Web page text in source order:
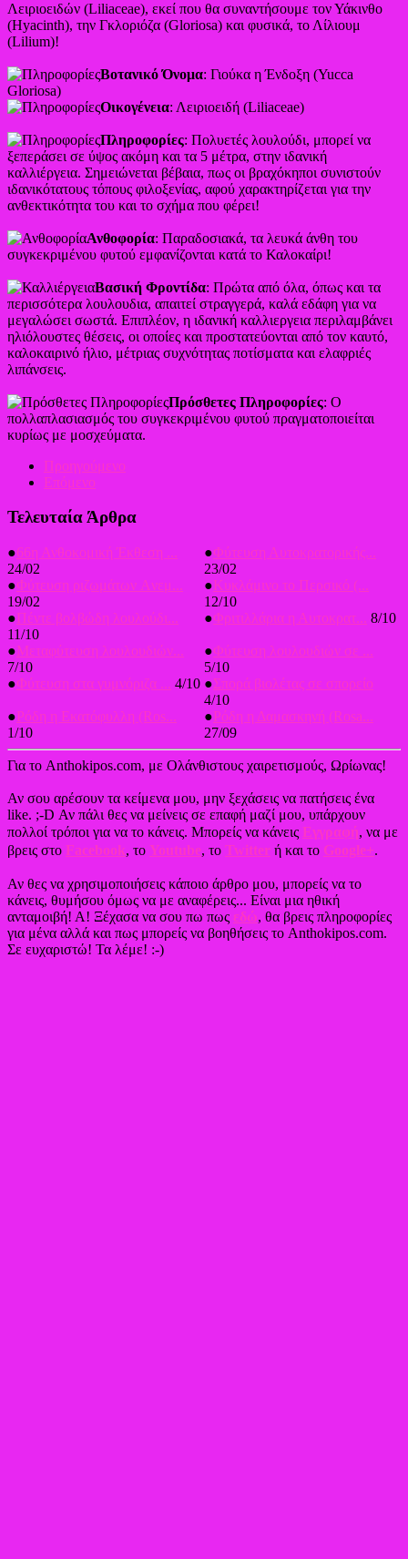
Λειριοειδών (Liliaceae), εκεί που θα συναντήσουμε τον Υάκινθο
(Hyacinth), την Γκλοριόζα (Gloriosa) και φυσικά, το Λίλιουμ
(Lilium)!
Βοτανικό Όνομα: Γιούκα η Ένδοξη (Yucca
Gloriosa)
Οικογένεια: Λειριοειδή (Liliaceae)
Πληροφορίες: Πολυετές λουλούδι, μπορεί να
ξεπεράσει σε ύψος ακόμη και τα 5 μέτρα, στην ιδανική
καλλιέργεια. Σημειώνεται βέβαια, πως οι βραχόκηποι συνιστούν
ιδανικότατους τόπους φιλοξενίας, αφού χαρακτηρίζεται για την
ανθεκτικότητα του και το σχήμα που φέρει!
Ανθοφορία: Παραδοσιακά, τα λευκά άνθη του
συγκεκριμένου φυτού εμφανίζονται κατά το Καλοκαίρι!
Βασική Φροντίδα: Πρώτα από όλα, όπως και τα
περισσότερα λουλουδια, απαιτεί στραγγερά, καλά εδάφη για να
μεγαλώσει σωστά. Επιπλέον, η ιδανική καλλιεργεια περιλαμβάνει
ηλιόλουστες θέσεις, οι οποίες και προστατεύονται από τον καυτό,
καλοκαιρινό ήλιο, μέτριας συχνότητας ποτίσματα και ελαφριές
λιπάνσεις.
Πρόσθετες Πληροφορίες: Ο
πολλαπλασιασμός του συγκεκριμένου φυτού πραγματοποιείται
κυρίως με μοσχεύματα.
Προηγούμενο
Επόμενο
Τελευταία Άρθρα
●66η Ανθοκομική Έκθεση ...
24/02
●Φύτευση Αυτοκρατορικής...
23/02
●Φύτευση ριζωμάτων Aνεμ...
19/02
●Κυκλάμινο το Περσικό (...
12/10
●Πέντε βολβώδη λουλούδι...
11/10
●Φριτιλλάρια η Αυτοκρατ... 8/10
●Μεταφύτευση λουλουδιών...
7/10
●Φύτευση λουλουδιών σε ...
5/10
●Φύτευση στα γυμνόριζα ... 4/10 ●Σπορά βιολέτας σε σπορείο
4/10
●Ρόδη η Εκατόφυλλη (Ros...
1/10
●Ρόδη η Δαμασκηνή (Rosa...
27/09
Για το Anthokipos.com, με Ολάνθιστους χαιρετισμούς, Ωρίωνας!
Αν σου αρέσουν τα κείμενα μου, μην ξεχάσεις να πατήσεις ένα
like. ;-D Αν πάλι θες να μείνεις σε επαφή μαζί μου, υπάρχουν
πολλοί τρόποι για να το κάνεις. Μπορείς να κάνεις Εγγραφή, να με
βρεις στο Facebook, το Youtube, το Twitter ή και το Google+.
Αν θες να χρησιμοποιήσεις κάποιο άρθρο μου, μπορείς να το
κάνεις, θυμήσου όμως να με αναφέρεις... Είναι μια ηθική
ανταμοιβή! Α! Ξέχασα να σου πω πως εδώ, θα βρεις πληροφορίες
για μένα αλλά και πως μπορείς να βοηθήσεις το Anthokipos.com.
Σε ευχαριστώ! Τα λέμε! :-)